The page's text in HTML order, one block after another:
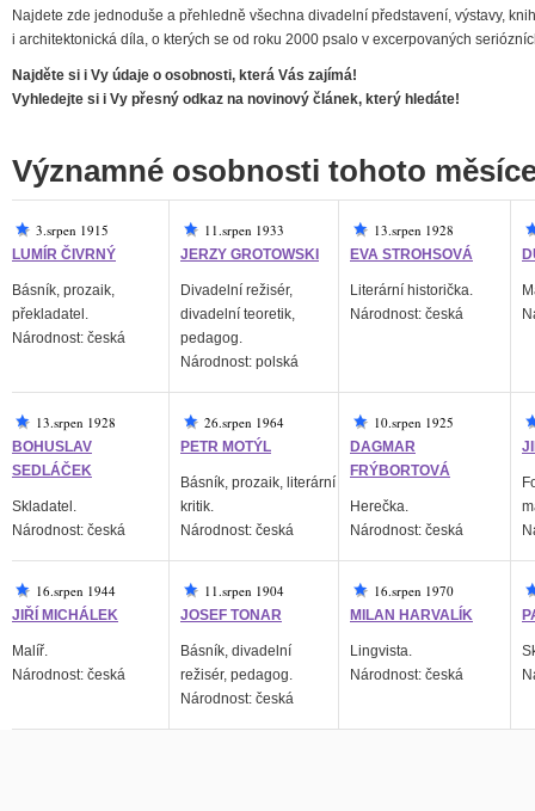
Najdete zde jednoduše a přehledně všechna divadelní představení, výstavy,
i architektonická díla, o kterých se od roku 2000 psalo v excerpovaných
Najděte si i Vy údaje o osobnosti, která Vás zajímá!
Vyhledejte si i Vy přesný odkaz na novinový článek, který hledáte!
Významné osobnosti tohoto
3.srpen 1915
LUMÍR ČIVRNÝ
Básník, prozaik,
překladatel.
Národnost: česká
11.srpen 1933
JERZY GROTOWSKI
Divadelní režisér,
divadelní teoretik,
pedagog.
Národnost: polská
13.srpen 1928
EVA STROHSOVÁ
Literární historička.
Národnost: česká
13.srpen 1928
BOHUSLAV
SEDLÁČEK
Skladatel.
Národnost: česká
26.srpen 1964
PETR MOTÝL
Básník, prozaik, literární
kritik.
Národnost: česká
10.srpen 1925
DAGMAR
FRÝBORTOVÁ
Herečka.
Národnost: česká
16.srpen 1944
JIŘÍ MICHÁLEK
Malíř.
Národnost: česká
11.srpen 1904
JOSEF TONAR
Básník, divadelní
režisér, pedagog.
Národnost: česká
16.srpen 1970
MILAN HARVALÍK
Lingvista.
Národnost: česká